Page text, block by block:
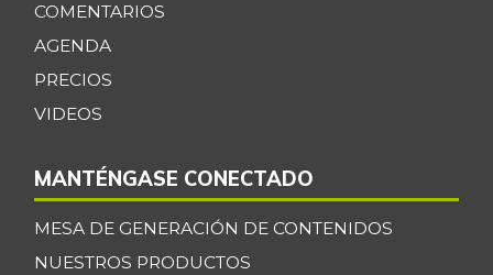
COMENTARIOS
AGENDA
PRECIOS
VIDEOS
MANTÉNGASE CONECTADO
MESA DE GENERACIÓN DE CONTENIDOS
NUESTROS PRODUCTOS